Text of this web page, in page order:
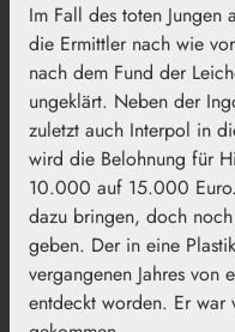
Im Fall des toten
die Ermittler nach wie
nach dem Fund der
ungeklärt. Neben der
zuletzt auch Interpol in
wird die Belohnung für
10.000 auf 15.000
dazu bringen, doch
geben. Der in eine
vergangenen Jahres von
entdeckt worden. Er war